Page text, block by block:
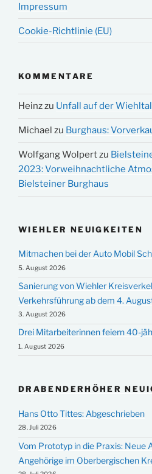
Impressum
Cookie-Richtlinie (EU)
KOMMENTARE
Heinzzu Unfall auf der
Michael zu Burghaus:
Wolfgang Wolpertzu
2023: Vorweihnachtliche
Bielsteiner Burghaus
WIEHLER NEUIGKEITEN
Mitmachen bei der Auto Mobil
5. August 2026
Sanierung von Wiehler
Verkehrsführung ab dem 4.
3. August 2026
Drei Mitarbeiterinnen feiern 40-
1. August 2026
DRABENDERHÖHER
Hans Otto Tittes: Abgeschrieben
28. Juli 2026
Vom Prototyp in die Praxis: Neue
Angehörige im Oberbergischen